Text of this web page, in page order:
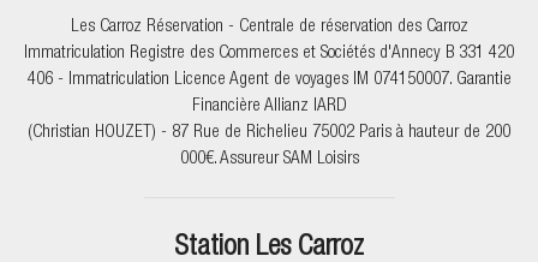
Les Carroz Réservation - Centrale de réservation des Carroz
Immatriculation Registre des Commerces et Sociétés d'Annecy B 331 420
406 - Immatriculation Licence Agent de voyages IM 074150007. Garantie
Financière Allianz IARD
(Christian HOUZET) - 87 Rue de Richelieu 75002 Paris à hauteur de 200
000€. Assureur SAM Loisirs
Station Les Carroz